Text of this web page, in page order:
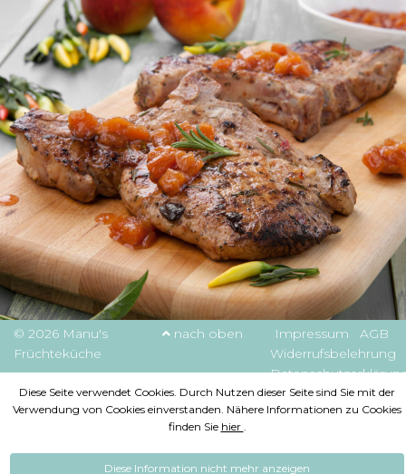
© 2026 Manu's
Früchteküche
nach oben Impressum
AGB
Widerrufsbelehrung
Diese Seite verwendet Cookies. Durch Nutzen dieser Seite sind Sie mit der
Verwendung von Cookies einverstanden. Nähere Informationen zu Cookies
finden Sie hier .
Diese Information nicht mehr anzeigen